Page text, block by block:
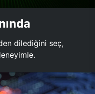
dilediğini seç,